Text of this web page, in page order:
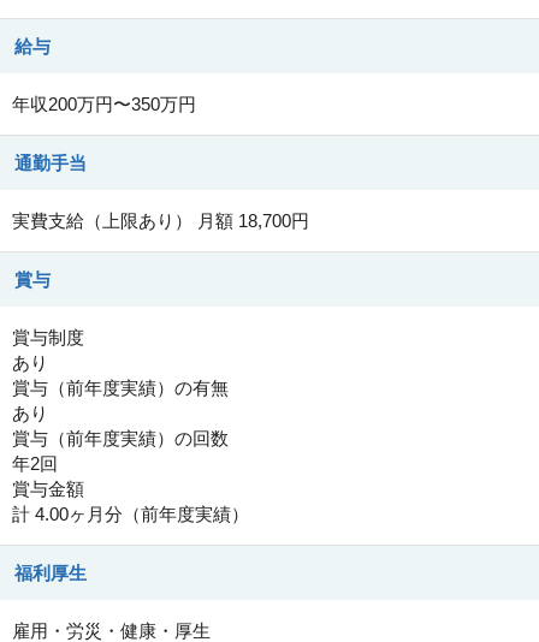
給与
年収200万円〜350万円
通勤手当
実費支給（上限あり） 月額 18,700円
賞与
賞与制度
あり
賞与（前年度実績）の有無
あり
賞与（前年度実績）の回数
年2回
賞与金額
計 4.00ヶ月分（前年度実績）
福利厚生
雇用・労災・健康・厚生